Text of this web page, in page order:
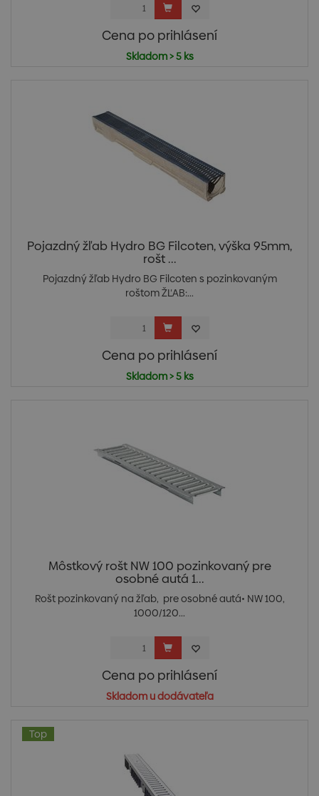
Cena po prihlásení
Skladom > 5 ks
Pojazdný žľab Hydro BG Filcoten, výška 95mm,
rošt ...
Pojazdný žľab Hydro BG Filcoten s pozinkovaným
roštom ŽĽAB:...
Cena po prihlásení
Skladom > 5 ks
Môstkový rošt NW 100 pozinkovaný pre
osobné autá 1...
Rošt pozinkovaný na žľab, pre osobné autá• NW 100,
1000/120...
Cena po prihlásení
Skladom u dodávateľa
Top